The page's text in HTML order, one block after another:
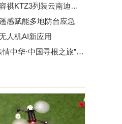
重载无人机驰援雪域高原！容祺KTZ3列装云南迪庆消防，科技重塑高原救援新战力
感赋能多地防台应急
人机AI新应用
寻根逐梦科创未来！2026“亲情中华·中国寻根之旅”夏令营走进东莞无人机科普基地